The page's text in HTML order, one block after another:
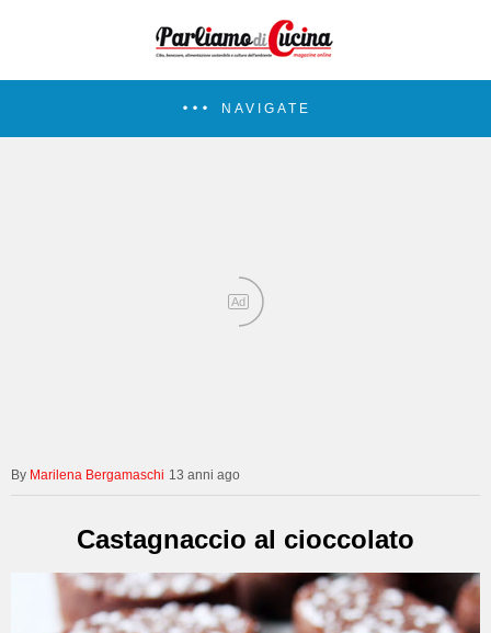
NAVIGATE
Ad
Marilena Bergamaschi 13 anni ago
Castagnaccio al cioccolato